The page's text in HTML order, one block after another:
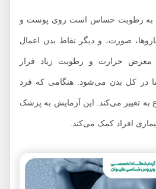
رطوبت حساس است روی پوست و
صورت، و دیگر نقاط بدن اعمال
حرارت و رطوبت زیاد قرار
کل بدن می‌شود. هنگامی که فرد
می‌کند. این آزمایش به پزشک
افراد کمک می‌کند.